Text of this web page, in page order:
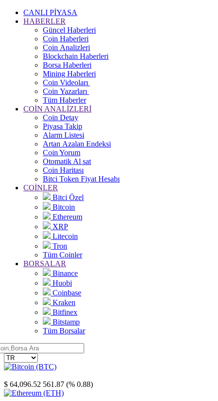
CANLI PİYASA
HABERLER
Güncel Haberleri
Coin Haberleri
Coin Analizleri
Blockchain Haberleri
Borsa Haberleri
Mining Haberleri
Coin Videoları
Coin Yazarları
Tüm Haberler
COİN ANALİZLERİ
Coin Detay
Piyasa Takip
Alarm Listesi
Artan Azalan Endeksi
Coin Yorum
Otomatik Al sat
Coin Haritası
Bitci Token Fiyat Hesabı
COİNLER
Bitci Özel
Bitcoin
Ethereum
XRP
Litecoin
Tron
Tüm Coinler
BORSALAR
Binance
Huobi
Coinbase
Kraken
Bitfinex
Bitstamp
Tüm Borsalar
$ 64,096.52 561.87 (% 0.88)